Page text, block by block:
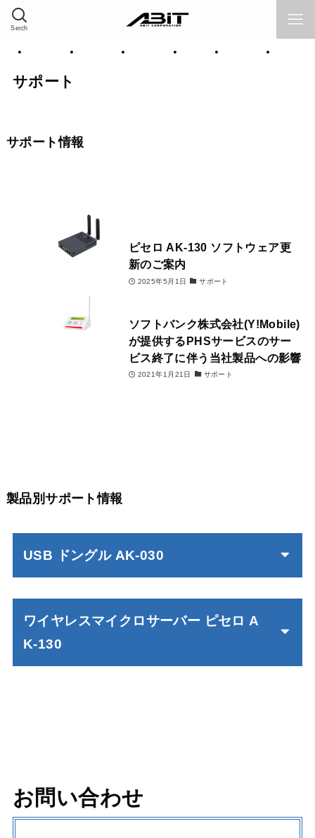
Serch
ョン 製品情報 採用情報 サポート Home 企業情報
サポート
サポート情報
ピセロ AK-130 ソフトウェア更
新のご案内
2025年5月1日 サポート
ソフトバンク株式会社(Y!Mobile)
が提供するPHSサービスのサー
ビス終了に伴う当社製品への影響
2021年1月21日 サポート
製品別サポート情報
USB ドングル AK-030
ワイヤレスマイクロサーバー ピセロ A
K-130
お問い合わせ